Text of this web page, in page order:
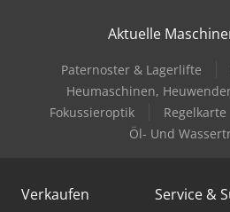
Aktuelle
Paternoster & Lagerlifte
Heumaschinen,
Fokussieroptik
Regelkarte
Öl- Und
Verkaufen Service &